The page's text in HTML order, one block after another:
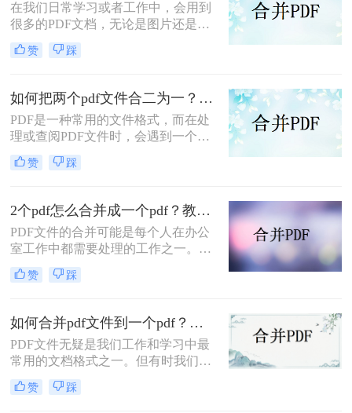
在我们日常学习或者工作中，会用到
很多的PDF文档，无论是图片还是文
字内容，都是可以保存在PDF文档里
面的，而且文件内容还会分页显示，
档多了之后，用户们会发现不太好统
一处理这些文件里面的内容
赞 踩
如何把两个pdf文件合二为一？这两种方法简单好用！
PDF是一种常用的文件格式，而在处
理或查阅PDF文件时，会遇到一个总
文件分成的多个PDF文件。比如一些
产品一直在更新迭代时间久了更新的
增加了，那么小伙伴们知道如何把两
个pdf文件合二为一吗？今天就给伙伴
们分享2个好用的方法。
赞 踩
2个pdf怎么合并成一个pdf？教你轻松合并pdf！
PDF文件的合并可能是每个人在办公
室工作中都需要处理的工作之一。但
是，对于那些没有使用过这种技术的
人来说，这可能看起来是一项十分困
个pdf怎么合并成一个pdf，从而使您
更加便捷高效地管理文件。
赞 踩
如何合并pdf文件到一个pdf？分享三个方法！
PDF文件无疑是我们工作和学习中最
常用的文档格式之一。但有时我们需
要合并多个PDF文件成一个，以便于
统一管理、分享和打印。如果你还在
赞 踩